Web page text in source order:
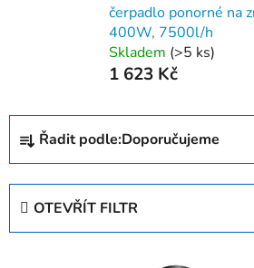
čerpadlo ponorné na
400W, 7500l/h
Skladem (>5 ks)
1 623 Kč
Ř
z
Řadit podle:Doporučujeme
OTEVŘÍT FILTR